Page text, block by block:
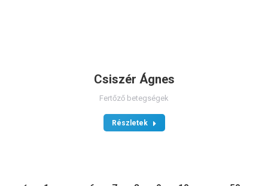
Csiszér Ágnes
Fertőző betegségek
Részletek